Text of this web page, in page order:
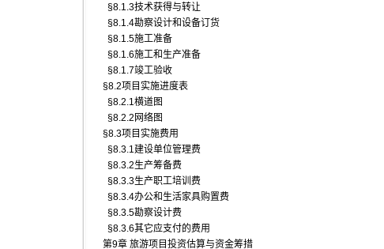
§8.1.3技术获得与转让
§8.1.4勘察设计和设备订货
§8.1.5施工准备
§8.1.6施工和生产准备
§8.1.7竣工验收
§8.2项目实施进度表
§8.2.1横道图
§8.2.2网络图
§8.3项目实施费用
§8.3.1建设单位管理费
§8.3.2生产筹备费
§8.3.3生产职工培训费
§8.3.4办公和生活家具购置费
§8.3.5勘察设计费
§8.3.6其它应支付的费用
第9章 旅游项目投资估算与资金筹措